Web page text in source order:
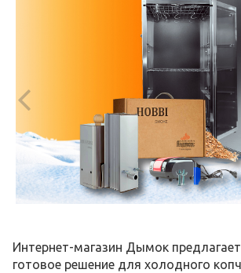
Интернет-магазин Дымок
готовое решение для холодного